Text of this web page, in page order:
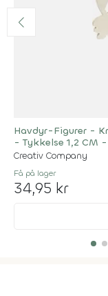
Havdyr-Figurer -
- Tykkelse 1,2 CM
Creativ Company
Få på lager
34,95 kr